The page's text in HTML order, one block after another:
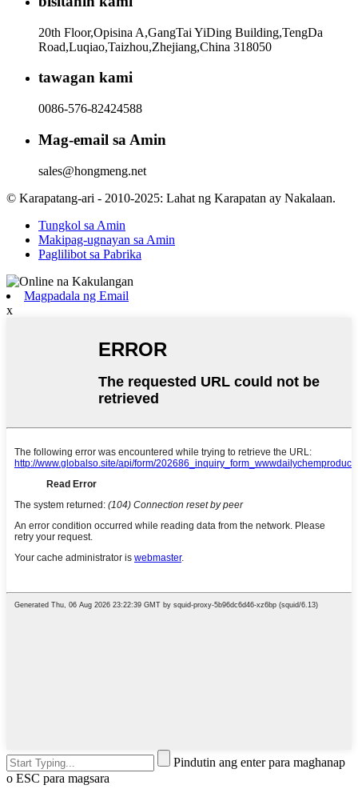
20th Floor,Opisina A,GangTai YiDing Building,TengDa
Road,Luqiao,Taizhou,Zhejiang,China 318050
tawagan kami
0086-576-82424588
Mag-email sa Amin
sales@hongmeng.net
© Karapatang-ari - 2010-2025: Lahat ng Karapatan ay Nakalaan.
Tungkol sa Amin
Makipag-ugnayan sa Amin
Paglilibot sa Pabrika
Magpadala ng Email
x
Pindutin ang enter para maghanap
o ESC para magsara